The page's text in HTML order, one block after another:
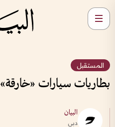
المستقبل
بطاريات سيارات «خارقة»
البيان
دبي